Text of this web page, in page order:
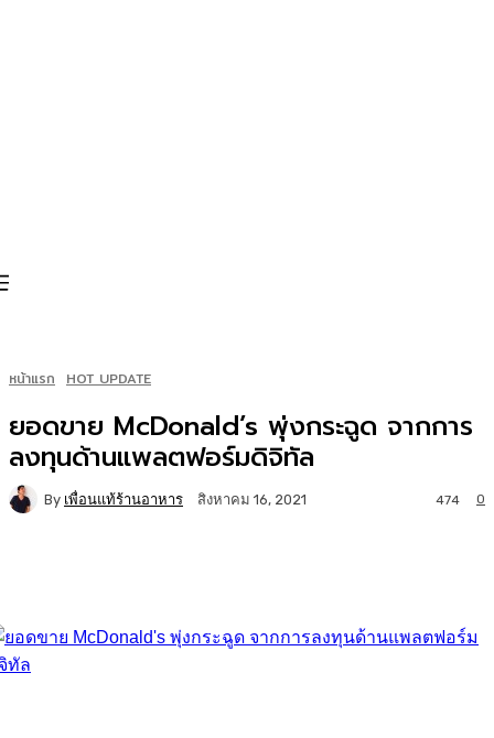
หน้าแรก HOT UPDATE
ยอดขาย McDonald’s พุ่งกระฉูด จากการ
ลงทุนด้านแพลตฟอร์มดิจิทัล
By เพื่อนแท้ร้านอาหาร สิงหาคม 16, 2021 0
474